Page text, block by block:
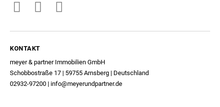
KONTAKT
meyer & partner Immobilien GmbH
Schobbostraße 17 | 59755 Arnsberg | Deutschland
02932-97200 | info@meyerundpartner.de